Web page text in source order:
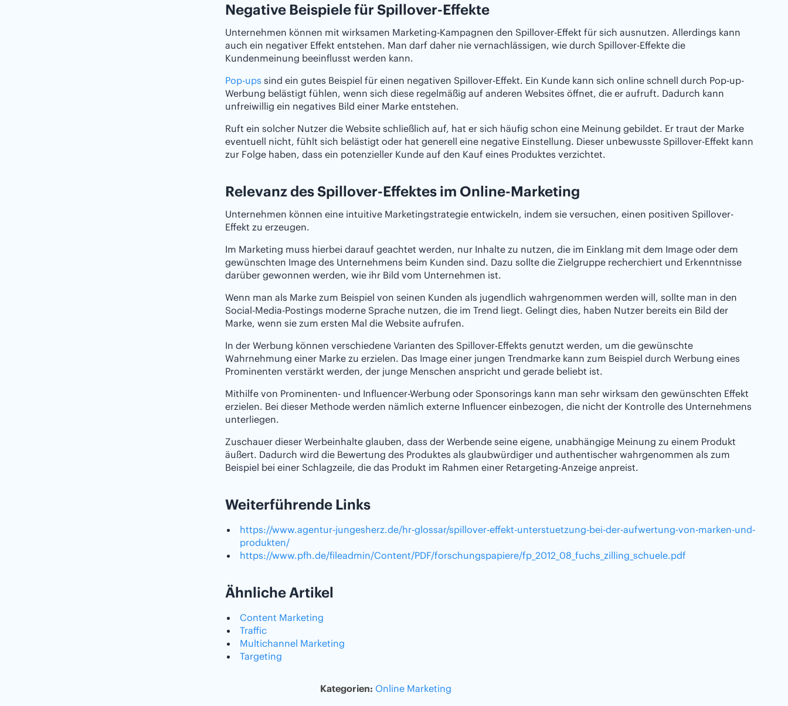
Negative Beispiele für Spillover-Effekte
Unternehmen können mit wirksamen Marketing-Kampagnen den Spillover-Effekt für sich ausnutzen. Allerdings kann
auch ein negativer Effekt entstehen. Man darf daher nie vernachlässigen, wie durch Spillover-Effekte die
Kundenmeinung beeinflusst werden kann.
Pop-ups sind ein gutes Beispiel für einen negativen Spillover-Effekt. Ein Kunde kann sich online schnell durch Pop-up-
Werbung belästigt fühlen, wenn sich diese regelmäßig auf anderen Websites öffnet, die er aufruft. Dadurch kann
unfreiwillig ein negatives Bild einer Marke entstehen.
Ruft ein solcher Nutzer die Website schließlich auf, hat er sich häufig schon eine Meinung gebildet. Er traut der Marke
eventuell nicht, fühlt sich belästigt oder hat generell eine negative Einstellung. Dieser unbewusste Spillover-Effekt kann
zur Folge haben, dass ein potenzieller Kunde auf den Kauf eines Produktes verzichtet.
Relevanz des Spillover-Effektes im Online-Marketing
Unternehmen können eine intuitive Marketingstrategie entwickeln, indem sie versuchen, einen positiven Spillover-
Effekt zu erzeugen.
Im Marketing muss hierbei darauf geachtet werden, nur Inhalte zu nutzen, die im Einklang mit dem Image oder dem
gewünschten Image des Unternehmens beim Kunden sind. Dazu sollte die Zielgruppe recherchiert und Erkenntnisse
darüber gewonnen werden, wie ihr Bild vom Unternehmen ist.
Wenn man als Marke zum Beispiel von seinen Kunden als jugendlich wahrgenommen werden will, sollte man in den
Social-Media-Postings moderne Sprache nutzen, die im Trend liegt. Gelingt dies, haben Nutzer bereits ein Bild der
Marke, wenn sie zum ersten Mal die Website aufrufen.
In der Werbung können verschiedene Varianten des Spillover-Effekts genutzt werden, um die gewünschte
Wahrnehmung einer Marke zu erzielen. Das Image einer jungen Trendmarke kann zum Beispiel durch Werbung eines
Prominenten verstärkt werden, der junge Menschen anspricht und gerade beliebt ist.
Mithilfe von Prominenten- und Influencer-Werbung oder Sponsorings kann man sehr wirksam den gewünschten Effekt
erzielen. Bei dieser Methode werden nämlich externe Influencer einbezogen, die nicht der Kontrolle des Unternehmens
unterliegen.
Zuschauer dieser Werbeinhalte glauben, dass der Werbende seine eigene, unabhängige Meinung zu einem Produkt
äußert. Dadurch wird die Bewertung des Produktes als glaubwürdiger und authentischer wahrgenommen als zum
Beispiel bei einer Schlagzeile, die das Produkt im Rahmen einer Retargeting-Anzeige anpreist.
Weiterführende Links
https://www.agentur-jungesherz.de/hr-glossar/spillover-effekt-unterstuetzung-bei-der-aufwertung-von-marken-und-
produkten/
https://www.pfh.de/fileadmin/Content/PDF/forschungspapiere/fp_2012_08_fuchs_zilling_schuele.pdf
Ähnliche Artikel
Content Marketing
Traffic
Multichannel Marketing
Targeting
Kategorien: Online Marketing